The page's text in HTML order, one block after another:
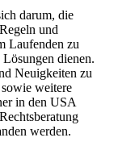
darum, die
und
Laufenden zu
dienen.
Neuigkeiten zu
weitere
in den USA
werden.